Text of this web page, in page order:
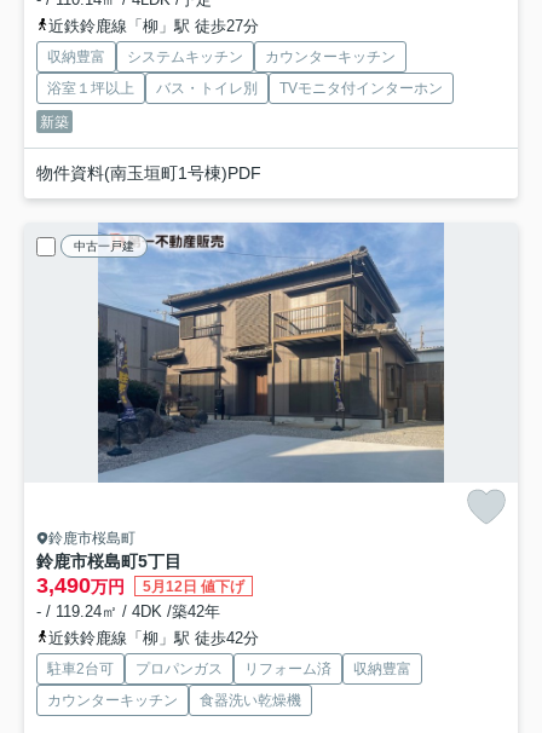
近鉄鈴鹿線「柳」駅 徒歩27分
収納豊富 システムキッチン
カウンターキッチン
浴室１坪以上
バス・トイレ別
TVモニタ付インターホン
新築
物件資料(南玉垣町1号棟)PDF
中古一戸建
鈴鹿市桜島町
鈴鹿市桜島町5丁目
3,490万円 5月12日 値下げ
- / 119.24㎡ / 4DK /築42年
近鉄鈴鹿線「柳」駅 徒歩42分
駐車2台可 プロパンガス リフォーム済
収納豊富
カウンターキッチン
食器洗い乾燥機